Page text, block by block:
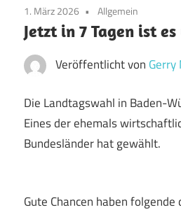
1. März 2026 Allgemein
Jetzt in 7 Tagen ist
Veröffentlicht von Gerry
Die Landtagswahl in Baden-
Eines der ehemals
Bundesländer hat gewählt.
Gute Chancen haben